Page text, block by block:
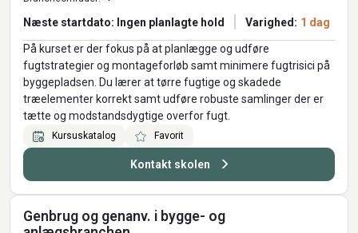
Næste startdato: Ingen planlagte hold Varighed: 1 dag
På kurset er der fokus på at planlægge og udføre
fugtstrategier og montageforløb samt minimere fugtrisici på
byggepladsen. Du lærer at tørre fugtige og skadede
træelementer korrekt samt udføre robuste samlinger der er
tætte og modstandsdygtige overfor fugt.
Kursuskatalog Favorit
Kontakt skolen
Genbrug og genanv. i bygge- og